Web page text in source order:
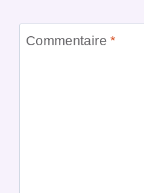
Commentaire*